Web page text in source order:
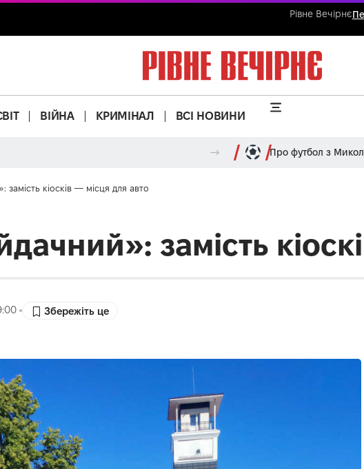
Рівне Вечірнє
ВІЙНА КРИМІНАЛ ВСІ НОВИНИ
Про футбол з
замість кіосків — місця для авто
замість